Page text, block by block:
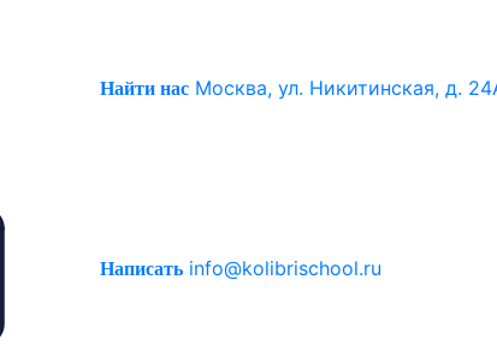
Найти нас Москва, ул. Никитинская, д.
Написать info@kolibrischool.ru